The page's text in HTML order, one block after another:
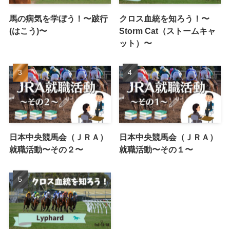
馬の病気を学ぼう！〜跛行
(はこう)〜
クロス血統を知ろう！〜
Storm Cat（ストームキャ
ット）〜
日本中央競馬会（ＪＲＡ）
就職活動〜その２〜
日本中央競馬会（ＪＲＡ）
就職活動〜その１〜